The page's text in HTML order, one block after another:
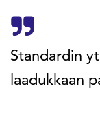
Standardin
laadukkaan